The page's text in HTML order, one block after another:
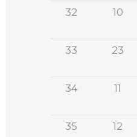
32
10
33 23
34 11
35
12